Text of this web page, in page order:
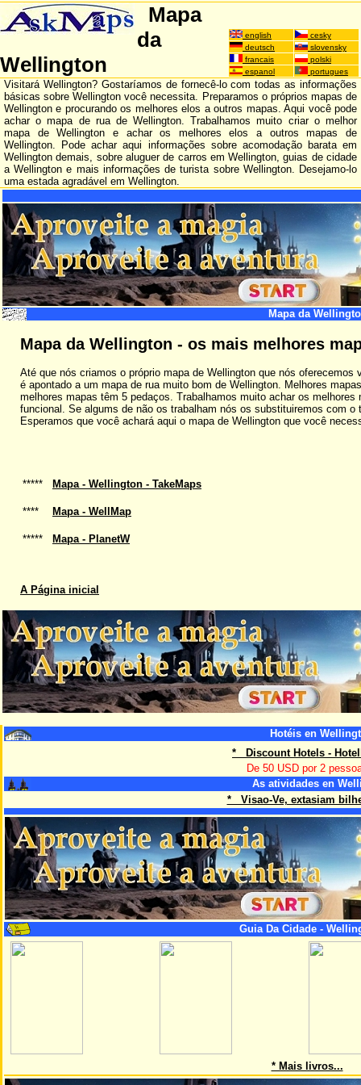
Mapa
da
Wellington
english
cesky
deutsch
slovensky
francais
polski
espanol
portugues
Visitará Wellington? Gostaríamos de fornecê-lo com todas as informações
básicas sobre Wellington você necessita. Preparamos o próprios mapas de
Wellington e procurando os melhores elos a outros mapas. Aqui você pode
achar o mapa de rua de Wellington. Trabalhamos muito criar o melhor
mapa de Wellington e achar os melhores elos a outros mapas de
Wellington. Pode achar aqui informações sobre acomodação barata em
Wellington demais, sobre aluguer de carros em Wellington, guias de cidade
a Wellington e mais informações de turista sobre Wellington. Desejamo-lo
uma estada agradável em Wellington.
Mapa da
Mapa da Wellington - os mais melhores
Até que nós criamos o próprio mapa de Wellington que nós
é apontado a um mapa de rua muito bom de Wellington. Melhores
melhores mapas têm 5 pedaços. Trabalhamos muito achar os
funcional. Se algums de não os trabalham nós os substituiremos com o
Esperamos que você achará aqui o mapa de Wellington que você
***** Mapa - Wellington - TakeMaps
**** Mapa - WellMap
***** Mapa - PlanetW
A Página inicial
Hotéis en
* Discount Hotels -
De 50 USD por 2
As atividades en
* Visao-Ve, extasiam
Guia Da Cidade -
* Mais livros...